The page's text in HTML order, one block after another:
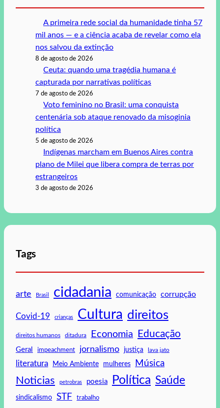
A primeira rede social da humanidade tinha 57
mil anos — e a ciência acaba de revelar como ela
nos salvou da extinção
8 de agosto de 2026
Ceuta: quando uma tragédia humana é
capturada por narrativas políticas
7 de agosto de 2026
Voto feminino no Brasil: uma conquista
centenária sob ataque renovado da misoginia
política
5 de agosto de 2026
Indígenas marcham em Buenos Aires contra
plano de Milei que libera compra de terras por
estrangeiros
3 de agosto de 2026
Tags
arte Brasil cidadania comunicação corrupção
Covid-19 crianças Cultura direitos
direitos humanos ditadura Economia Educação
Geral impeachment jornalismo justiça lava jato
literatura Meio Ambiente mulheres Música
Noticias petrobras poesia Política Saúde
sindicalismo STF trabalho